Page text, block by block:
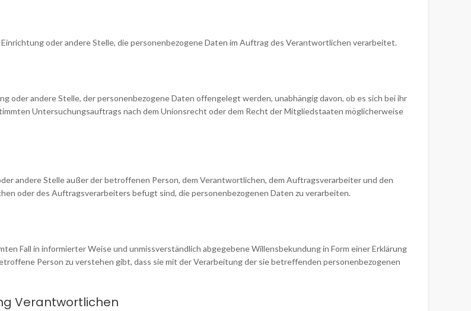
oder andere Stelle, die personenbezogene Daten im Auftrag des Verantwortlichen verarbeitet.
oder andere Stelle, der personenbezogene Daten offengelegt werden, unabhängig davon, ob es sich bei ihr
Untersuchungsauftrags nach dem Unionsrecht oder dem Recht der Mitgliedstaaten möglicherweise
andere Stelle außer der betroffenen Person, dem Verantwortlichen, dem Auftragsverarbeiter und den
oder des Auftragsverarbeiters befugt sind, die personenbezogenen Daten zu verarbeiten.
Fall in informierter Weise und unmissverständlich abgegebene Willensbekundung in Form einer Erklärung
Person zu verstehen gibt, dass sie mit der Verarbeitung der sie betreffenden personenbezogenen
Verantwortlichen